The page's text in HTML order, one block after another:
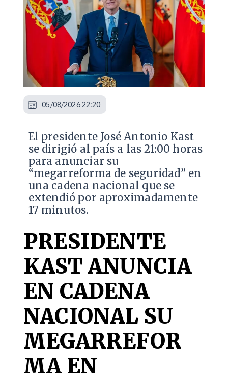
El presidente José Antonio Kast
se dirigió al país a las 21:00 horas
para anunciar su
“megarreforma de seguridad” en
una cadena nacional que se
extendió por aproximadamente
17 minutos.
PRESIDENTE
KAST ANUNCIA
EN CADENA
NACIONAL SU
MEGARREFOR
MA EN
05/08/2026 22:20